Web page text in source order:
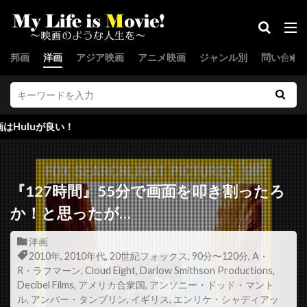
邦画 洋画 アジア映画 アニメ映画 ジャンル別 問い合わ
ジョー・スピネル
ジョー・セネカ
ジョー・ターケル
ジョー・パントリアーノ
ジョー・ピトカ
ジョー・フラハティ
ジョー・プロスペロ
ジョー・ペシ
ジョー・マンガニエロ
ジョー・ユーラ
ジョー・ランフト
ジョー・ロー・トルグリオ
ジリアン・ハンナ
ジル・バローニ
ジーナ・マッキー
スウェーデン
スカイダンス・プロダクションズ
スカンヤー・ウォンサターバット
スカーレット・ヨハンソン
スキップ・ウッズ
スキャットマン・クローザース
スクエア・ペグ
！
『127時間』55分で画面を叩き割ったろ
か！と思ったが…
洋画
2010年, 2010年代, 20世紀フォックス, 90分〜120分, A・
R・ラフマーン, Cloud Eight, Darlow Smithson Productions,
Decibel Films, アメリカ合衆国, アンソニー・ドッド・マント
ル, アンバー・タンブリン, イギリス, エンリケ・シャディアッ